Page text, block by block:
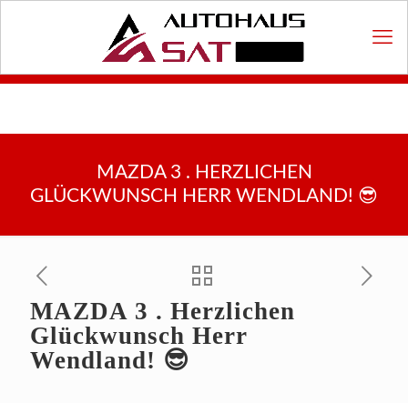
MAZDA 3 . HERZLICHEN
GLÜCKWUNSCH HERR WENDLAND! 😎
MAZDA 3 . Herzlichen
Glückwunsch Herr
Wendland! 😎